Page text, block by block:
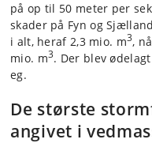
på op til 50 meter per
skader på Fyn og
i alt, heraf 2,3 mio. m3,
mio. m3. Der blev
eg.
De største
angivet i